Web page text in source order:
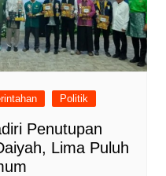
Politik
Penutupan
Lima Puluh